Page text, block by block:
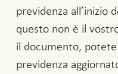
previdenza all’inizio
questo non è il
il documento,
previdenza